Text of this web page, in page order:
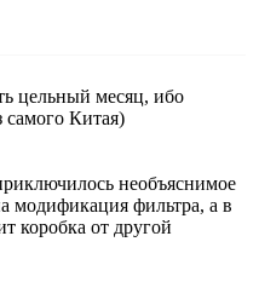
цельный месяц, ибо
самого Китая)
необъяснимое
модификация фильтра, а в
коробка от другой